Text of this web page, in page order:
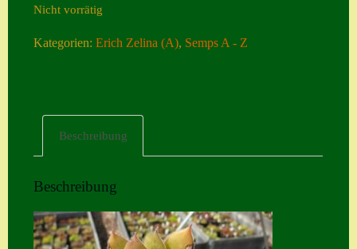
Neuheiten
Home
Nicht vorrätig
Kategorien:Erich Zelina (A), Semps A - Z
Beschreibung
Beschreibung